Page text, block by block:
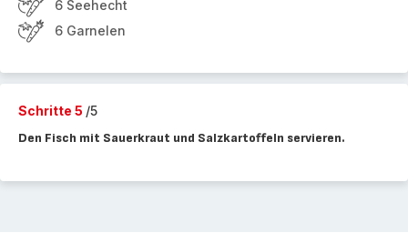
6 Seehecht
6 Garnelen
Schritte 5 /5
Den Fisch mit Sauerkraut und Salzkartoffeln servieren.